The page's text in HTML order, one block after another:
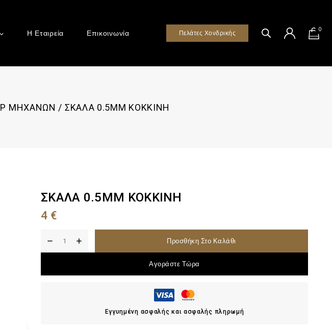
Η Εταιρεία Επικοινωνία Πελάτες Χονδρικής 0
ΜΗΧΑΝΩΝ / ΣΚΑΛΑ 0.5MM ΚΟΚΚΙΝΗ
ΣΚΑΛΑ 0.5MM ΚΟΚΚΙΝΗ
4 €
Προσθήκη Στο Καλάθι
Αγοράστε Τώρα
Εγγυημένη ασφαλής και ασφαλής πληρωμή